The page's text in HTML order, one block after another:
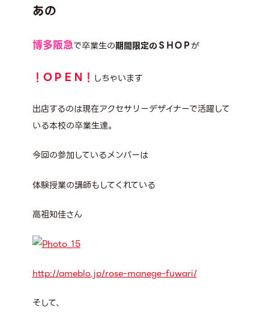
あの
博多阪急で卒業生の期間限定のＳＨＯＰが
！ＯＰＥＮ！ しちゃいます
出店するのは現在アクセサリーデザイナーで活躍して
いる本校の卒業生達。
今回の参加しているメンバーは
体験授業の講師もしてくれている
高祖知佳さん
http://ameblo.jp/rose-manege-fuwari/
そして、